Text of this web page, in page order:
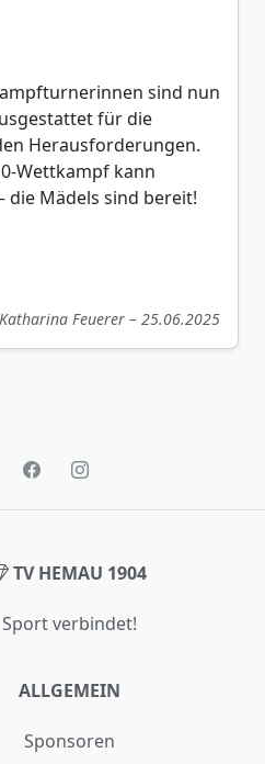
sind nun
für die
Herausforderungen.
Wettkampf kann
die Mädels sind bereit!
Katharina Feuerer – 25.06.2025
TV HEMAU 1904
Sport verbindet!
ALLGEMEIN
Sponsoren